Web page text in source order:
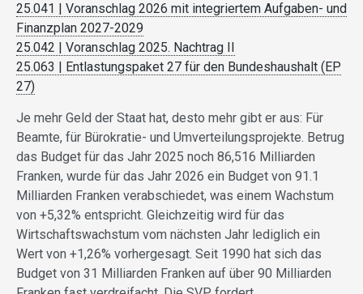
25.041 | Voranschlag 2026 mit integriertem Aufgaben- und
Finanzplan 2027-2029
25.042 | Voranschlag 2025. Nachtrag II
25.063 | Entlastungspaket 27 für den Bundeshaushalt (EP
27)
Je mehr Geld der Staat hat, desto mehr gibt er aus: Für
Beamte, für Bürokratie- und Umverteilungsprojekte. Betrug
das Budget für das Jahr 2025 noch 86,516 Milliarden
Franken, wurde für das Jahr 2026 ein Budget von 91.1
Milliarden Franken verabschiedet, was einem Wachstum
von +5,32% entspricht. Gleichzeitig wird für das
Wirtschaftswachstum vom nächsten Jahr lediglich ein
Wert von +1,26% vorhergesagt. Seit 1990 hat sich das
Budget von 31 Milliarden Franken auf über 90 Milliarden